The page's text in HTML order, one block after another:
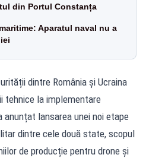
din Portul Constanța
Aparatul naval nu a
dintre România și Ucraina
tehnice la implementare
lansarea unei noi etape
dintre cele două state, scopul
de producție pentru drone și